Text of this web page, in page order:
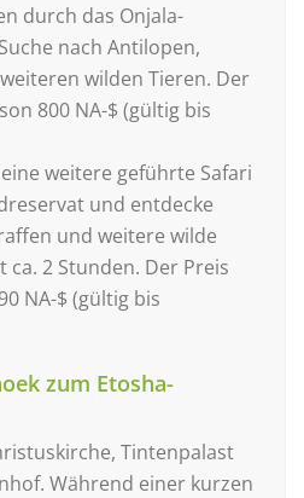
durch das Onjala-
nach Antilopen,
wilden Tieren. Der
800 NA-$ (gültig bis
weitere geführte Safari
und entdecke
und weitere wilde
2 Stunden. Der Preis
NA-$ (gültig bis
zum Etosha-
Tintenpalast
Während einer kurzen